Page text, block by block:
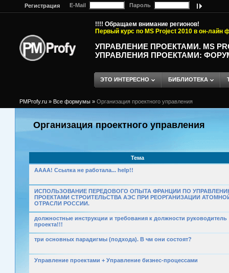
Регистрация E-Mail Пароль
!!!! Обращаем внимание регионов!
Первый курс по MS Project 2010 в он-лайн
УПРАВЛЕНИЕ ПРОЕКТАМИ. MS
УПРАВЛЕНИЯ ПРОЕКТАМИ:
ЭТО ИНТЕРЕСНО БИБЛИОТЕКА
PMProfy.ru » Все формумы » Организация проектного управления
Организация проектного управления
Тема
АААА! Ссылка не работала... help!!
ИСПОЛЬЗОВАНИЕ ПЕРЕДОВОГО ОПЫТА ФРАНЦИИ ПО
ПРОЕКТАМИ СТРОИТЕЛЬСТВА АЭС ПРИ РЕОРГАНИЗАЦИИ
ОТРАСЛИ РОССИИ.
должностные инструкции и требования к должности руководитель
проекта!!!
три основных парадигмы (подхода). В чм они состоят?
Управление проектами + Управление бизнес-процессами